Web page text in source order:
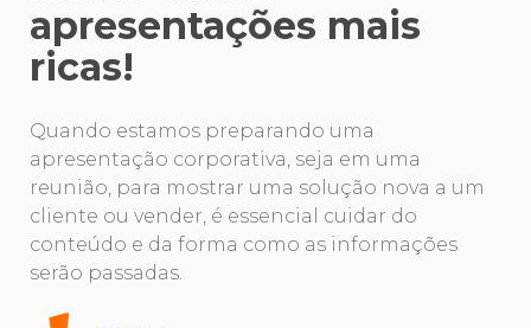
apresentações mais
ricas!
Quando estamos preparando uma
apresentação corporativa, seja em uma
reunião, para mostrar uma solução nova a um
cliente ou vender, é essencial cuidar do
conteúdo e da forma como as informações
serão passadas.